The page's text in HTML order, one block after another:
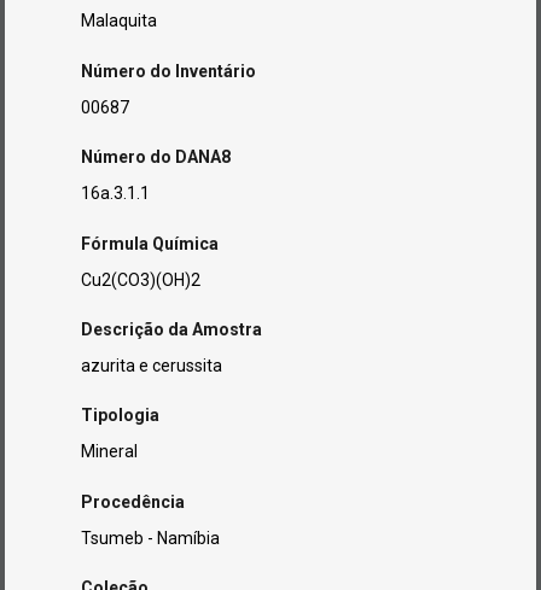
Malaquita
Número do Inventário
00687
Número do DANA8
16a.3.1.1
Fórmula Química
Cu2(CO3)(OH)2
Descrição da Amostra
azurita e cerussita
Tipologia
Mineral
Procedência
Tsumeb - Namíbia